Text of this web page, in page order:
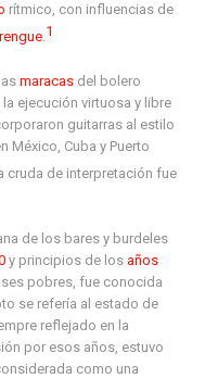
rítmico, con influencias de
.1
maracas del bolero
la ejecución virtuosa y libre
guitarras al estilo
México, Cuba y Puerto
cruda de interpretación fue
de los bares y burdeles
y principios de losaños
pobres, fue conocida
se refería al estado de
reflejado en la
por esos años, estuvo
como una